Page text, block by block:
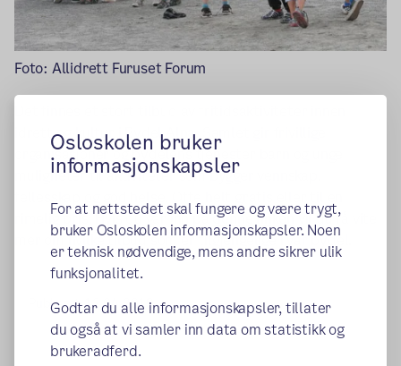
Osloskolen bruker
informasjonskapsler
For at nettstedet skal fungere og være trygt,
bruker Osloskolen informasjonskapsler. Noen
er teknisk nødvendige, mens andre sikrer ulik
funksjonalitet.
Godtar du alle informasjonskapsler, tillater
du også at vi samler inn data om statistikk og
brukeradferd.
Foto: Allidrett Furuset Forum
idrett og kultur i Bydel Alna. Samlet gir frivillige
organisasjoner og bydelens tjenester barn og unge
muligheter til aktiviteter som bygger vennskap,
rimelig pris. Hvis du går inn pådenne linkenvil du få vite
mer om hvilke tilbud som er tilgjengelige i vår bydel.
Publisert:12.04.2019